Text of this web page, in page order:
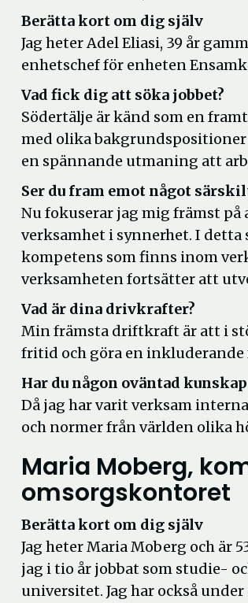
Berätta kort om dig själv
Jag heter Adel Eliasi, 39 år
enhetschef för enheten
Vad fick dig att söka jobbet?
Södertälje är känd som en
med olika
en spännande utmaning att
Ser du fram emot något
Nu fokuserar jag mig främst
verksamhet i synnerhet. I detta
kompetens som finns inom
verksamheten fortsätter att
Vad är dina drivkrafter?
Min främsta driftkraft är att i
fritid och göra en
Har du någon oväntad
Då jag har varit verksam
och normer från världen olika
Maria Moberg,
omsorgskontoret
Berätta kort om dig själv
Jag heter Maria Moberg och är
jag i tio år jobbat som studie-
universitet. Jag har också